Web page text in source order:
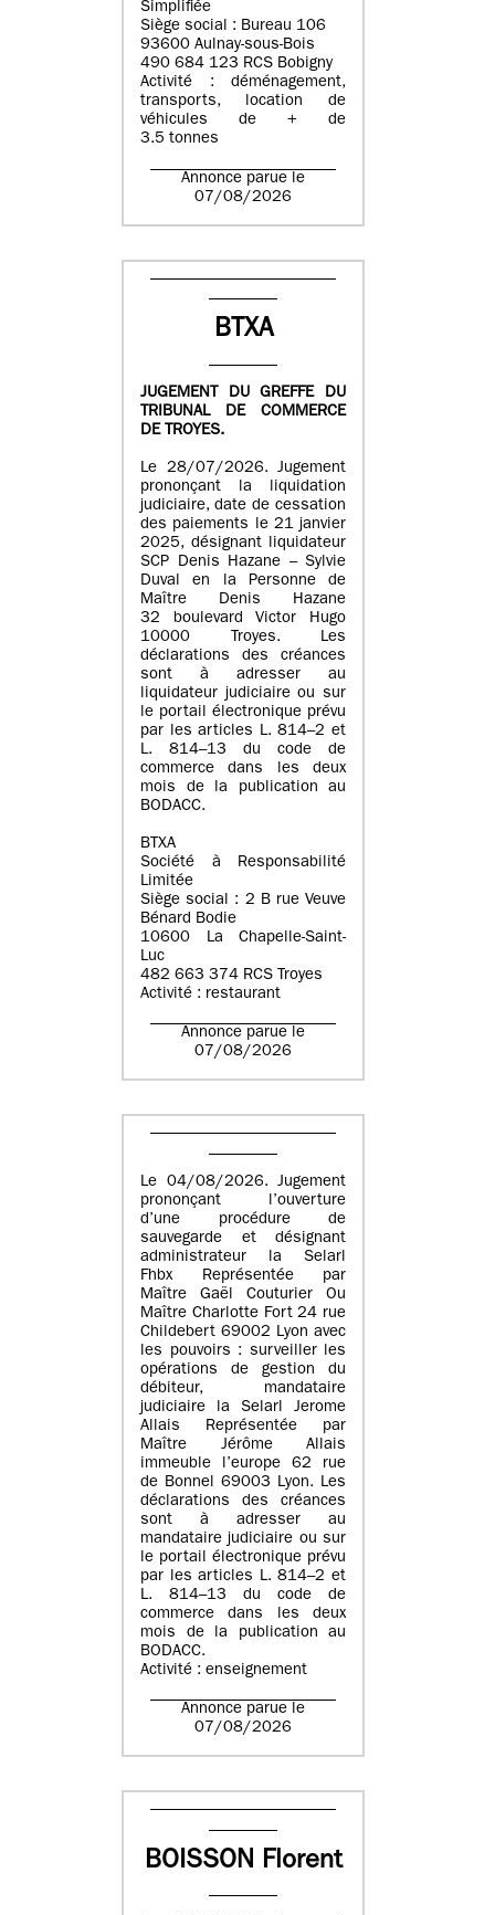
Simplifiée
Siège social : Bureau 106
93600 Aulnay-sous-Bois
490 684 123 RCS Bobigny
Activité : déménagement,
transports, location de
véhicules de + de
3.5 tonnes
Annonce parue le
07/08/2026
BTXA
JUGEMENT DU GREFFE DU
TRIBUNAL DE COMMERCE
DE TROYES.
Le 28/07/2026. Jugement
prononçant la liquidation
judiciaire, date de cessation
des paiements le 21 janvier
2025, désignant liquidateur
SCP Denis Hazane – Sylvie
Duval en la Personne de
Maître Denis Hazane
32 boulevard Victor Hugo
10000 Troyes. Les
déclarations des créances
sont à adresser au
liquidateur judiciaire ou sur
le portail électronique prévu
par les articles L. 814–2 et
L. 814–13 du code de
commerce dans les deux
mois de la publication au
BODACC.
BTXA
Société à Responsabilité
Limitée
Siège social : 2 B rue Veuve
Bénard Bodie
10600 La Chapelle-Saint-
Luc
482 663 374 RCS Troyes
Activité : restaurant
Annonce parue le
07/08/2026
Le 04/08/2026. Jugement
prononçant l’ouverture
d’une procédure de
sauvegarde et désignant
administrateur la Selarl
Fhbx Représentée par
Maître Gaël Couturier Ou
Maître Charlotte Fort 24 rue
Childebert 69002 Lyon avec
les pouvoirs : surveiller les
opérations de gestion du
débiteur, mandataire
judiciaire la Selarl Jerome
Allais Représentée par
Maître Jérôme Allais
immeuble l’europe 62 rue
de Bonnel 69003 Lyon. Les
déclarations des créances
sont à adresser au
mandataire judiciaire ou sur
le portail électronique prévu
par les articles L. 814–2 et
L. 814–13 du code de
commerce dans les deux
mois de la publication au
BODACC.
Activité : enseignement
Annonce parue le
07/08/2026
BOISSON Florent